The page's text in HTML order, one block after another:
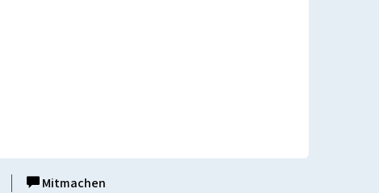
Mitmachen